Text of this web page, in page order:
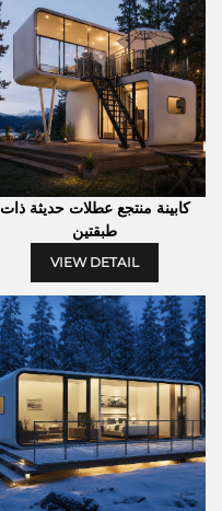
كابينة منتجع عطلات حديثة ذات
طبقتين
VIEW DETAIL